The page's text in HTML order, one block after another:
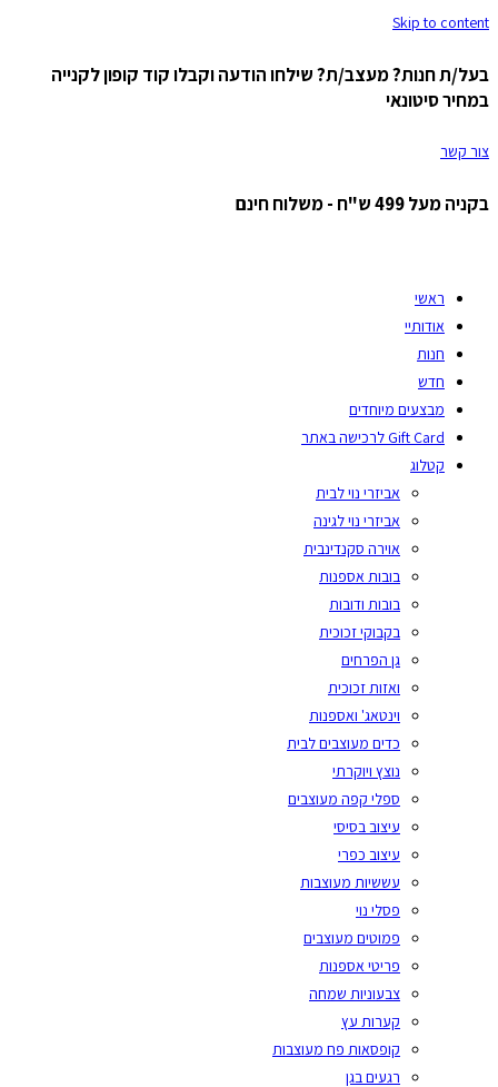
Skip to content
בעל/ת חנות? מעצב/ת? שילחו הודעה וקבלו קוד קופון לקנייה
במחיר סיטונאי
צור קשר
בקניה מעל 499 ש"ח - משלוח חינם
ראשי
אודותיי
חנות
חדש
מבצעים מיוחדים
Gift Card לרכישה באתר
קטלוג
אביזרי נוי לבית
אביזרי נוי לגינה
אוירה סקנדינבית
בובות אספנות
בובות ודובות
בקבוקי זכוכית
גן הפרחים
ואזות זכוכית
וינטאג' ואספנות
כדים מעוצבים לבית
נוצץ ויוקרתי
ספלי קפה מעוצבים
עיצוב בסיסי
עיצוב כפרי
עששיות מעוצבות
פסלי נוי
פמוטים מעוצבים
פריטי אספנות
צבעוניות שמחה
קערות עץ
קופסאות פח מעוצבות
רגעים בגן